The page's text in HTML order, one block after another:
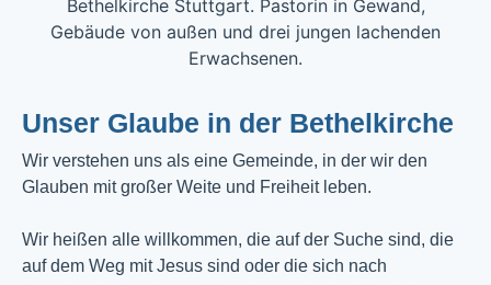
Unser Glaube in der Bethelkirche
Wir verstehen uns als eine Gemeinde, in der wir den
Glauben mit großer Weite und Freiheit leben.
Wir heißen alle willkommen, die auf der Suche sind, die
auf dem Weg mit Jesus sind oder die sich nach